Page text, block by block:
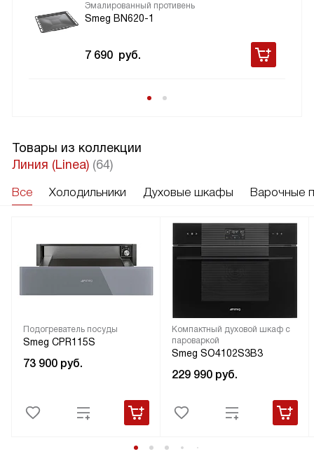
Эмалированный противень
Smeg BN620-1
7 690 руб.
Товары из коллекции
Линия (Linea) (64)
Все Холодильники Духовые шкафы Варочные
Подогреватель посуды
Smeg CPR115S
73 900 руб.
Компактный духовой шкаф с
пароваркой
Smeg SO4102S3B3
229 990 руб.